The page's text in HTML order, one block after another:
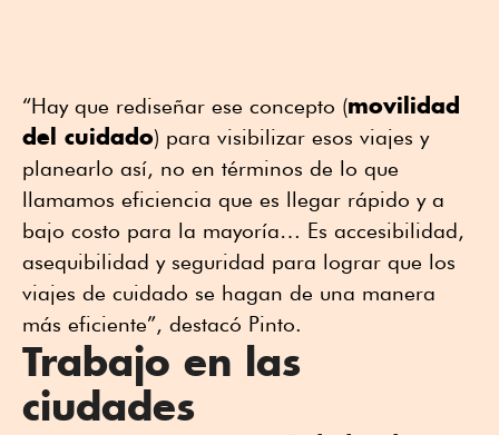
“Hay que rediseñar ese concepto (movilidad
del cuidado) para visibilizar esos viajes y
planearlo así, no en términos de lo que
llamamos eficiencia que es llegar rápido y a
bajo costo para la mayoría… Es accesibilidad,
asequibilidad y seguridad para lograr que los
viajes de cuidado se hagan de una manera
más eficiente”, destacó Pinto.
Trabajo en las
ciudades